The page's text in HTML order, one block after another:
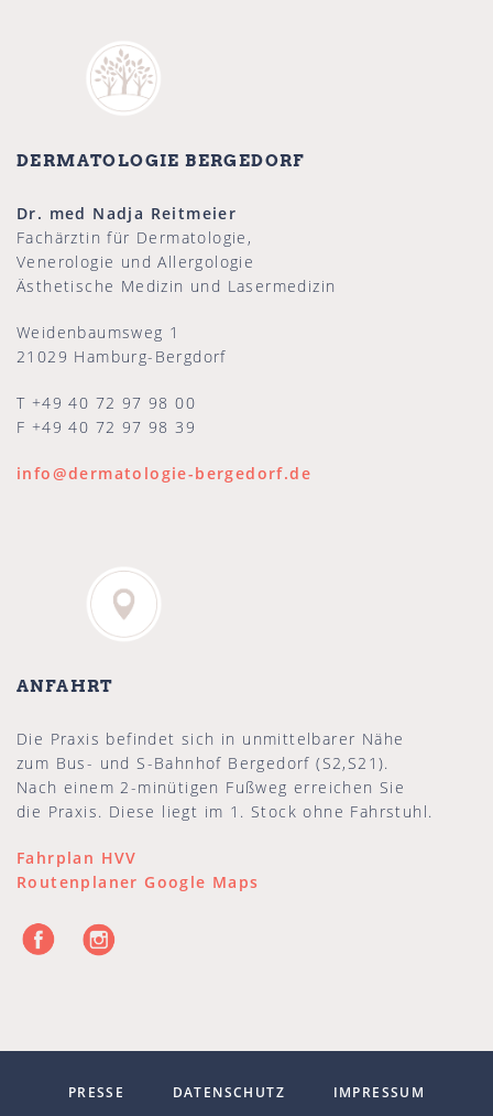
DERMATOLOGIE BERGEDORF
Dr. med Nadja Reitmeier
Fachärztin für Dermatologie,
Venerologie und Allergologie
Ästhetische Medizin und Lasermedizin
Weidenbaumsweg 1
21029 Hamburg-Bergdorf
T +49 40 72 97 98 00
F +49 40 72 97 98 39
info@dermatologie-bergedorf.de
ANFAHRT
Die Praxis befindet sich in unmittelbarer Nähe
zum Bus- und S-Bahnhof Bergedorf (S2,S21).
Nach einem 2-minütigen Fußweg erreichen Sie
die Praxis. Diese liegt im 1. Stock ohne Fahrstuhl.
Fahrplan HVV
Routenplaner Google Maps
PRESSE DATENSCHUTZ IMPRESSUM